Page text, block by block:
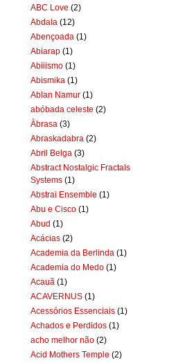
ABC Love (2)
Abdala (12)
Abençoada (1)
Abiarap (1)
Abiiismo (1)
Abismika (1)
Ablan Namur (1)
abóbada celeste (2)
Àbrasa (3)
Abraskadabra (2)
Abril Belga (3)
Abstract Nostalgic Fractals
Systems (1)
Abstrai Ensemble (1)
Abu e Cisco (1)
Abud (1)
Acácias (2)
Academia da Berlinda (1)
Academia do Medo (1)
Acauã (1)
ACAVERNUS (1)
Acessórios Essenciais (1)
Achados e Perdidos (1)
acho melhor não (2)
Acid Mothers Temple (2)